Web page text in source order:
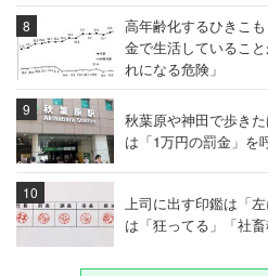
高年齢化するひきこ
金で生活しているこ
れになる危険」
秋葉原や神田で歩き
は「1万円の罰金」を
上司に出す印鑑は「
は「狂ってる」「社